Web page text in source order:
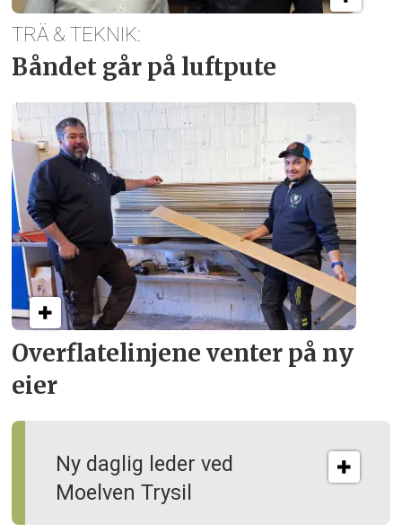
Overflate­linjene venter på ny
eier
Ny daglig leder ved
Moelven Trysil
TRÄ & TEKNIK:
Båndet går på luftpute